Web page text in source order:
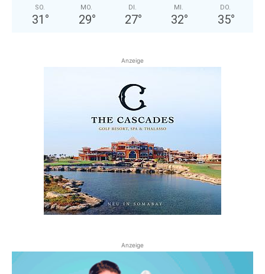
SO.
31 °
MO.
29°
DI.
27°
MI.
32°
DO.
35°
Anzeige
Anzeige